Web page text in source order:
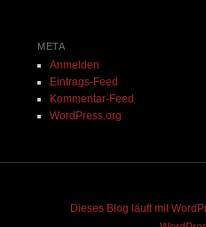
META
Anmelden
Eintrags-Feed
Kommentar-Feed
WordPress.org
Dieses Blog läuft mit